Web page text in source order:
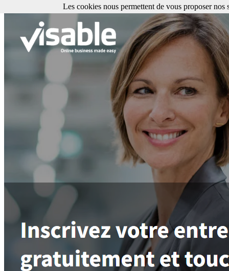
Les cookies nous permettent de vous proposer